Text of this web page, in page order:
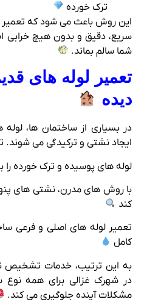
ترک خورده
این روش باعث می‌ شود که تعمیر
سریع، دقیق و بدون هیچ خرابی
شما سالم بماند.
تعمیر لوله‌ های
دیده
در بسیاری از ساختمان‌ ها،
ایجاد نشتی و ترکیدگی می‌ شوند.
لوله‌ های پوسیده و ترک خورده را
با روش‌ های مدرن، نشتی‌ های
کند
تعمیر لوله‌ های اصلی و فرعی
کامل
به این ترتیب، خدمات تشخیص
در شهرک غزالی برای همه نوع
مشکلات آینده جلوگیری می‌ کند.